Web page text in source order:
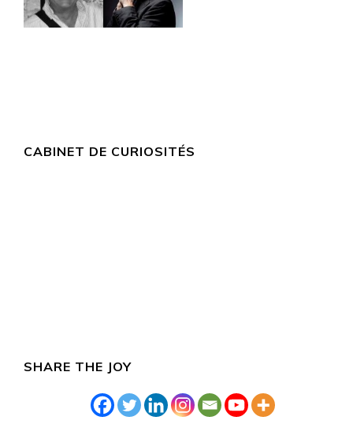
CABINET DE CURIOSITÉS
SHARE THE JOY